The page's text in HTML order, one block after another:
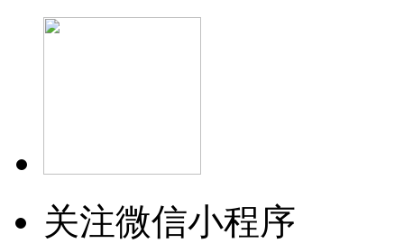
关注微信小程序